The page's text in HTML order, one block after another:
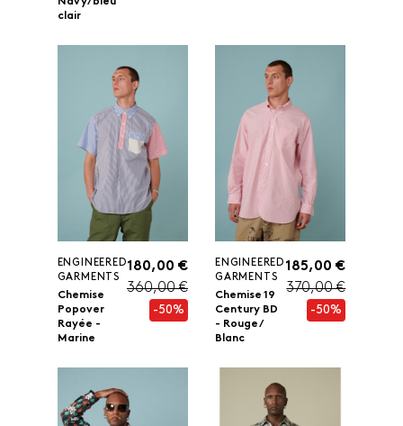
clair
ENGINEERED
GARMENTS
Chemise
Popover
Rayée -
Marine
180,00 €
360,00 €
-50%
ENGINEERED
GARMENTS
Chemise 19
Century BD
- Rouge/
Blanc
185,00 €
370,00 €
-50%